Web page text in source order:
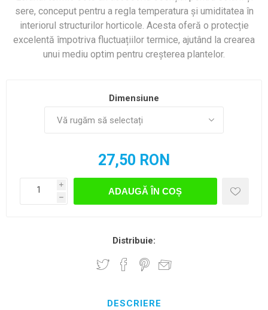
sere, conceput pentru a regla temperatura și umiditatea în
interiorul structurilor horticole. Acesta oferă o protecție
excelentă împotriva fluctuațiilor termice, ajutând la crearea
unui mediu optim pentru creșterea plantelor.
Dimensiune
27,50 RON
i
h
ADAUGĂ ÎN COȘ
Distribuie:
DESCRIERE